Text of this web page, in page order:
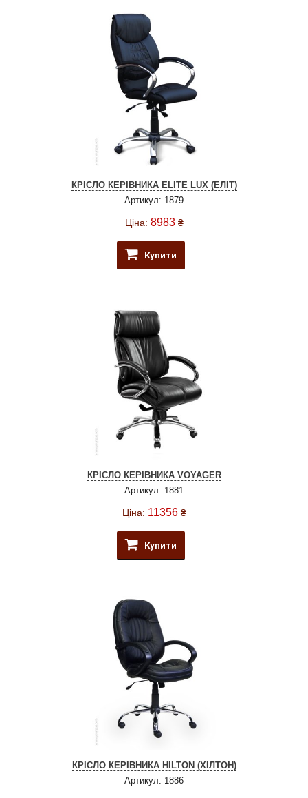
КРІСЛО КЕРІВНИКА ELITE LUX (ЕЛІТ)
Артикул: 1879
Ціна: 8983 ₴
Купити
КРІСЛО КЕРІВНИКА VOYAGER
Артикул: 1881
Ціна: 11356 ₴
Купити
КРІСЛО КЕРІВНИКА HILTON (ХІЛТОН)
Артикул: 1886